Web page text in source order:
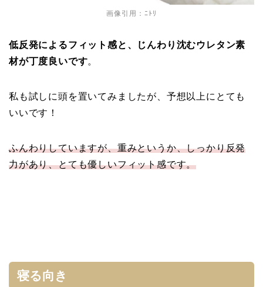
画像引用：ﾆﾄﾘ
低反発によるフィット感と、じんわり沈むウレタン素
材が丁度良いです。
私も試しに頭を置いてみましたが、予想以上にとても
いいです！
ふんわりしていますが、重みというか、しっかり反発
力があり、とても優しいフィット感です。
寝る向き